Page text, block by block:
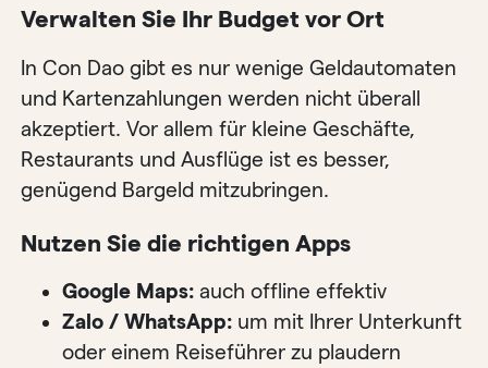
Verwalten Sie Ihr Budget vor Ort
In Con Dao gibt es nur wenige Geldautomaten
und Kartenzahlungen werden nicht überall
akzeptiert. Vor allem für kleine Geschäfte,
Restaurants und Ausflüge ist es besser,
genügend Bargeld mitzubringen.
Nutzen Sie die richtigen Apps
Google Maps: auch offline effektiv
Zalo / WhatsApp: um mit Ihrer Unterkunft
oder einem Reiseführer zu plaudern